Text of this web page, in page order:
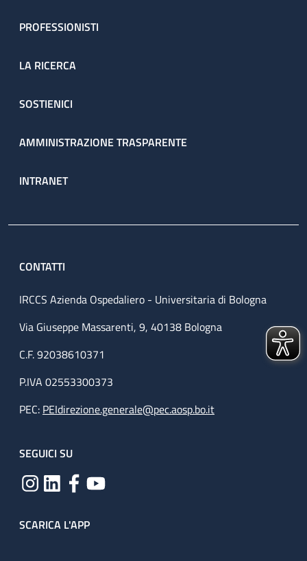
PROFESSIONISTI
LA RICERCA
SOSTIENICI
AMMINISTRAZIONE TRASPARENTE
INTRANET
CONTATTI
IRCCS Azienda Ospedaliero - Universitaria di Bologna
Via Giuseppe Massarenti, 9, 40138 Bologna
C.F. 92038610371
P.IVA 02553300373
PEC: PEIdirezione.generale@pec.aosp.bo.it
SEGUICI SU
SCARICA L'APP